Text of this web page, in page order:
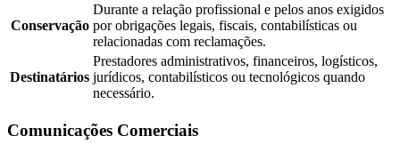
Conservação
Durante a relação profissional e pelos anos exigidos
por obrigações legais, fiscais, contabilísticas ou
relacionadas com reclamações.
Destinatários
Prestadores administrativos, financeiros, logísticos,
jurídicos, contabilísticos ou tecnológicos quando
necessário.
Comunicações Comerciais